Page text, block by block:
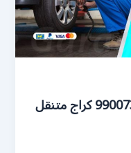
تصليح السيارات المهبولة 99007366 كراج متنقل